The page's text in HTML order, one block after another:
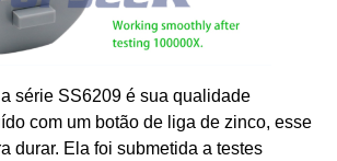
série SS6209 é sua qualidade
com um botão de liga de zinco, esse
durar. Ela foi submetida a testes